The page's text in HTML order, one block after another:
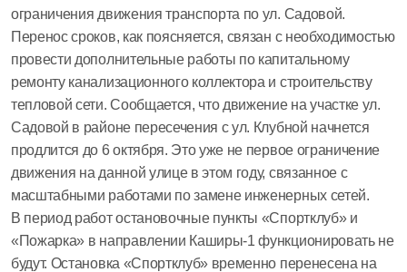
ограничения движения транспорта по ул. Садовой.
Перенос сроков, как поясняется, связан с необходимостью
провести дополнительные работы по капитальному
ремонту канализационного коллектора и строительству
тепловой сети. Сообщается, что движение на участке ул.
Садовой в районе пересечения с ул. Клубной начнется
продлится до 6 октября. Это уже не первое ограничение
движения на данной улице в этом году, связанное с
масштабными работами по замене инженерных сетей.
В период работ остановочные пункты «Спортклуб» и
«Пожарка» в направлении Каширы-1 функционировать не
будут. Остановка «Спортклуб» временно перенесена на